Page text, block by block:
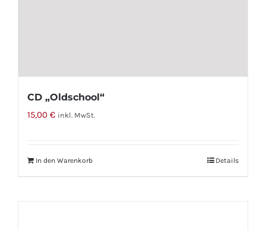
CD „Oldschool“
15,00 € inkl. MwSt.
In den Warenkorb Details